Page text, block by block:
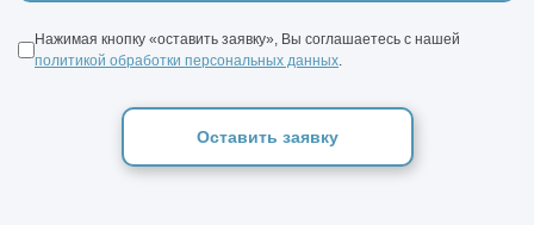
Нажимая кнопку «оставить заявку», Вы соглашаетесь с нашей
политикой обработки персональных данных
Оставить заявку